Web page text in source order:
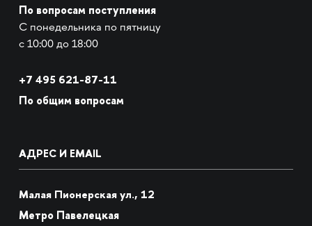
По вопросам поступления
С понедельника по пятницу
с 10:00 до 18:00
+7 495 621-87-11
По общим вопросам
АДРЕС И EMAIL
Малая Пионерская ул., 12
Метро Павелецкая